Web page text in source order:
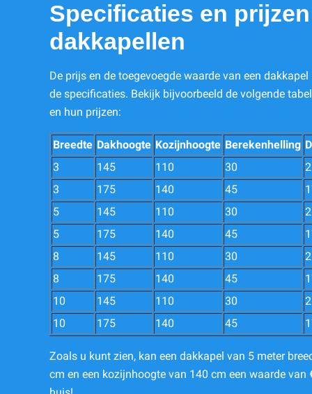
Specificaties en
dakkapellen
De prijs en de toegevoegde waarde van een
de specificaties. Bekijk bijvoorbeeld de volgende
en hun prijzen:
Breedte Dakhoogte Kozijnhoogte Berekenhelling
3
145 110 30
3
175 140 45
5
145 110 30
5
175 140 45
8
145 110 30
8
175 140 45
10
145 110 30
10
175 140 45
Zoals u kunt zien, kan een dakkapel van 5 meter
cm en een kozijnhoogte van 140 cm een waarde van